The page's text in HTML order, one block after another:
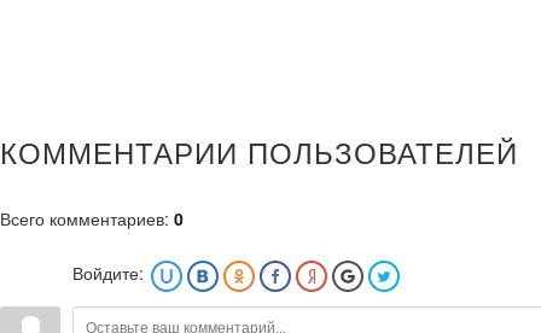
КОММЕНТАРИИ ПОЛЬЗОВАТЕЛЕЙ
Всего комментариев: 0
Войдите: